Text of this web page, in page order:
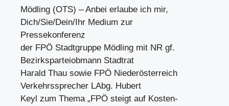
Mödling (OTS) – Anbei erlaube ich mir,
Dich/Sie/Dein/Ihr Medium zur
Pressekonferenz
der FPÖ Stadtgruppe Mödling mit NR gf.
Bezirksparteiobmann Stadtrat
Harald Thau sowie FPÖ Niederösterreich
Verkehrssprecher LAbg. Hubert
Keyl zum Thema „FPÖ steigt auf Kosten-